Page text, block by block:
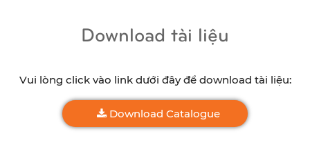
Download tài liệu
Vui lòng click vào link dưới đây để download tài liệu:
Download Catalogue